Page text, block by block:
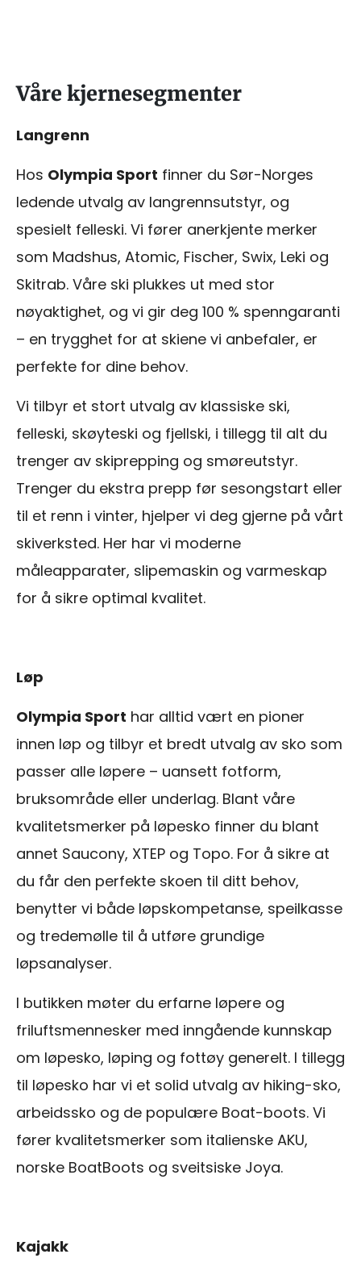
Våre kjernesegmenter
Langrenn
Hos Olympia Sport finner du Sør-Norges
ledende utvalg av langrennsutstyr, og
spesielt felleski. Vi fører anerkjente merker
som Madshus, Atomic, Fischer, Swix, Leki og
Skitrab. Våre ski plukkes ut med stor
nøyaktighet, og vi gir deg 100 % spenngaranti
– en trygghet for at skiene vi anbefaler, er
perfekte for dine behov.
Vi tilbyr et stort utvalg av klassiske ski,
felleski, skøyteski og fjellski, i tillegg til alt du
trenger av skiprepping og smøreutstyr.
Trenger du ekstra prepp før sesongstart eller
til et renn i vinter, hjelper vi deg gjerne på vårt
skiverksted. Her har vi moderne
måleapparater, slipemaskin og varmeskap
for å sikre optimal kvalitet.
Løp
Olympia Sport har alltid vært en pioner
innen løp og tilbyr et bredt utvalg av sko som
passer alle løpere – uansett fotform,
bruksområde eller underlag. Blant våre
kvalitetsmerker på løpesko finner du blant
annet Saucony, XTEP og Topo. For å sikre at
du får den perfekte skoen til ditt behov,
benytter vi både løpskompetanse, speilkasse
og tredemølle til å utføre grundige
løpsanalyser.
I butikken møter du erfarne løpere og
friluftsmennesker med inngående kunnskap
om løpesko, løping og fottøy generelt. I tillegg
til løpesko har vi et solid utvalg av hiking-sko,
arbeidssko og de populære Boat-boots. Vi
fører kvalitetsmerker som italienske AKU,
norske BoatBoots og sveitsiske Joya.
Kajakk